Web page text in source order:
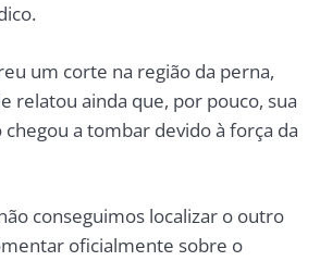
um corte na região da perna,
relatou ainda que, por pouco, sua
a tombar devido à força da
conseguimos localizar o outro
oficialmente sobre o